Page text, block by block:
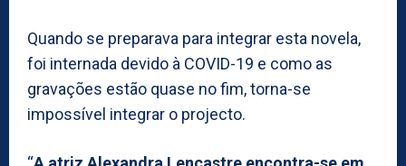
Quando se preparava para integrar esta novela,
foi internada devido à COVID-19 e como as
gravações estão quase no fim, torna-se
impossível integrar o projecto.